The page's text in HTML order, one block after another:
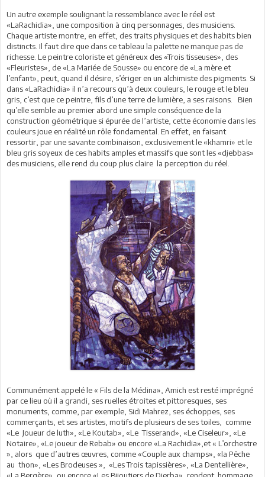
Un autre exemple soulignant la ressemblance avec le réel est
«LaRachidia», une composition à cinq personnages, des musiciens.
Chaque artiste montre, en effet, des traits physiques et des habits bien
distincts. Il faut dire que dans ce tableau la palette ne manque pas de
richesse. Le peintre coloriste et généreux des «Trois tisseuses», des
«Fleuristes», de «La Mariée de Sousse» ou encore de «La mère et
l’enfant», peut, quand il désire, s’ériger en un alchimiste des pigments. Si
dans «LaRachidia» il n’a recours qu’à deux couleurs, le rouge et le bleu
gris, c’est que ce peintre, fils d’une terre de lumière, a ses raisons. Bien
qu’elle semble au premier abord une simple conséquence de la
construction géométrique si épurée de l’artiste, cette économie dans les
couleurs joue en réalité un rôle fondamental. En effet, en faisant
ressortir, par une savante combinaison, exclusivement le «khamri» et le
bleu gris soyeux de ces habits amples et massifs que sont les «djebbas»
des musiciens, elle rend du coup plus claire la perception du réel.
Communément appelé le « Fils de la Médina», Amich est resté imprégné
par ce lieu où il a grandi, ses ruelles étroites et pittoresques, ses
monuments, comme, par exemple, Sidi Mahrez, ses échoppes, ses
commerçants, et ses artistes, motifs de plusieurs de ses toiles, comme
«Le Joueur de luth», «Le Koutab», «Le Tisserand», «Le Ciseleur», «Le
Notaire», «Le joueur de Rebab» ou encore «La Rachidia»,et « L’orchestre
», alors que d’autres œuvres, comme «Couple aux champs», «la Pêche
au thon», «Les Brodeuses », «Les Trois tapissières», «La Dentellière»,